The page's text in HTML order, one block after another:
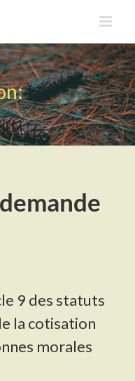
9 des statuts
la cotisation
morales